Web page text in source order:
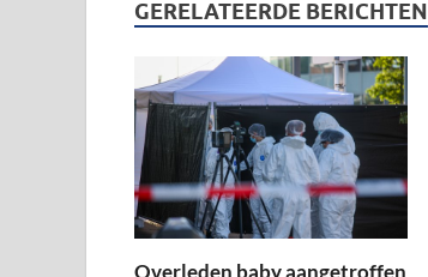
GERELATEERDE BERICHTEN
Overleden baby aangetroffen